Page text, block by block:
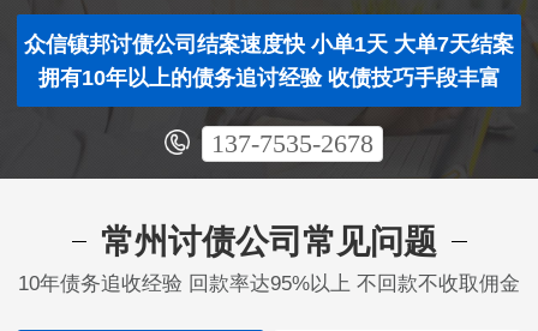
众信镇邦讨债公司结案速度快 小单1天 大单7天结案
拥有10年以上的债务追讨经验 收债技巧手段丰富
137-7535-2678
常州讨债公司常见问题
10年债务追收经验 回款率达95%以上 不回款不收取佣金